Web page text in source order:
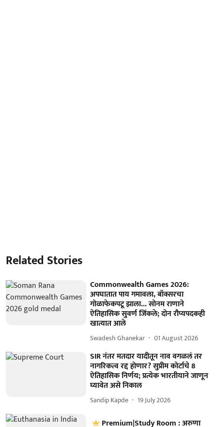
Related Stories
Commonwealth Games 2026:
अपघातात पाय गमावला, बॉक्सरचा
गोळाफेकपटू झाला... सोनम राणाने
ऐतिहासिक सुवर्ण जिंकले; दोन रौप्यपदकही
खात्यात आले
Swadesh Ghanekar 01 August 2026
SIR नंतर मतदार यादीतून नाव वगळलं तर
नागरिकत्व रद्द होणार? सुप्रीम कोर्टाचे 8
ऐतिहासिक निर्णय; प्रत्येक भारतीयाने जाणून
घ्यावेत असे निकाल
Sandip Kapde 19 July 2026
Premium|Study Room : अरुणा